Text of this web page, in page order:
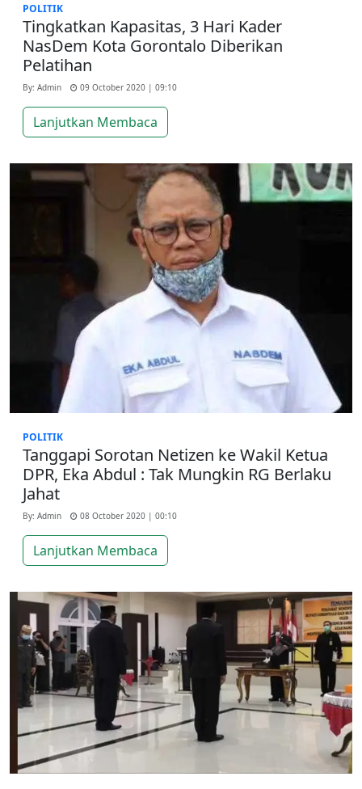
POLITIK
Tingkatkan Kapasitas, 3 Hari Kader
NasDem Kota Gorontalo Diberikan
Pelatihan
By: Admin 09 October 2020 | 09:10
Lanjutkan Membaca
POLITIK
Tanggapi Sorotan Netizen ke Wakil Ketua
DPR, Eka Abdul : Tak Mungkin RG Berlaku
Jahat
By: Admin 08 October 2020 | 00:10
Lanjutkan Membaca